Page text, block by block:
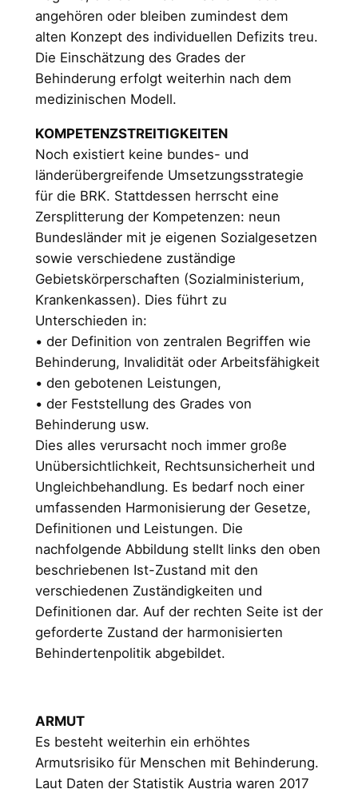
angehören oder bleiben zumindest dem
alten Konzept des individuellen Defizits treu.
Die Einschätzung des Grades der
Behinderung erfolgt weiterhin nach dem
medizinischen Modell.
KOMPETENZSTREITIGKEITEN
Noch existiert keine bundes- und
länderübergreifende Umsetzungsstrategie
für die BRK. Stattdessen herrscht eine
Zersplitterung der Kompetenzen: neun
Bundesländer mit je eigenen Sozialgesetzen
sowie verschiedene zuständige
Gebietskörperschaften (Sozialministerium,
Krankenkassen). Dies führt zu
Unterschieden in:
• der Definition von zentralen Begriffen wie
Behinderung, Invalidität oder Arbeitsfähigkeit
• den gebotenen Leistungen,
• der Feststellung des Grades von
Behinderung usw.
Dies alles verursacht noch immer große
Unübersichtlichkeit, Rechtsunsicherheit und
Ungleichbehandlung. Es bedarf noch einer
umfassenden Harmonisierung der Gesetze,
Definitionen und Leistungen. Die
nachfolgende Abbildung stellt links den oben
beschriebenen Ist-Zustand mit den
verschiedenen Zuständigkeiten und
Definitionen dar. Auf der rechten Seite ist der
geforderte Zustand der harmonisierten
Behindertenpolitik abgebildet.
ARMUT
Es besteht weiterhin ein erhöhtes
Armutsrisiko für Menschen mit Behinderung.
Laut Daten der Statistik Austria waren 2017